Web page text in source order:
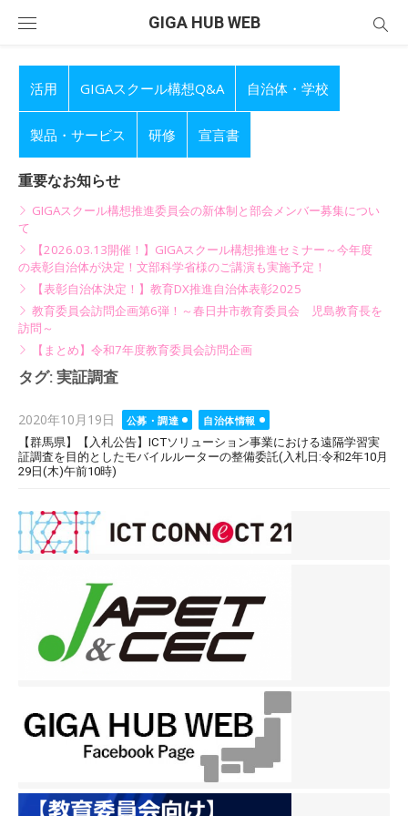
GIGA HUB WEB
活用 GIGAスクール構想Q&A 自治体・学校
製品・サービス 研修 宣言書
重要なお知らせ
GIGAスクール構想推進委員会の新体制と部会メンバー募集につい
て
【2026.03.13開催！】GIGAスクール構想推進セミナー～今年度
の表彰自治体が決定！文部科学省様のご講演も実施予定！
【表彰自治体決定！】教育DX推進自治体表彰2025
教育委員会訪問企画第6弾！～春日井市教育委員会 児島教育長を
訪問～
【まとめ】令和7年度教育委員会訪問企画
タグ: 実証調査
Posted
on
2020年10月19日 公募・調達
自治体情報
【群馬県】【入札公告】ICTソリューション事業における遠隔学習実
証調査を目的としたモバイルルーターの整備委託(入札日:令和2年10月
29日(木)午前10時)